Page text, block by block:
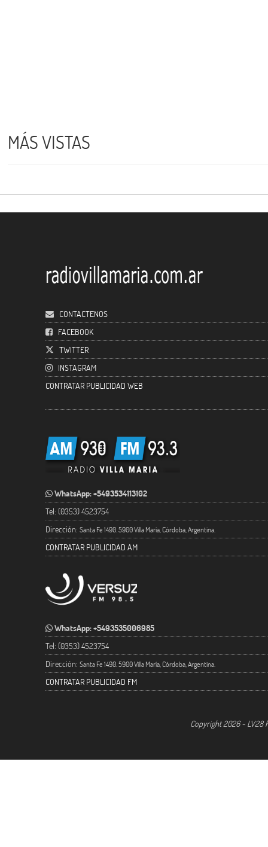
MÁS VISTAS
CONTACTENOS
FACEBOOK
TWITTER
INSTAGRAM
CONTRATAR PUBLICIDAD WEB
WhatsApp: +5493534113102
Tel: (0353) 4523754
Dirección: Santa Fe 1490. 5900 Villa María, Córdoba, Argentina.
CONTRATAR PUBLICIDAD AM
WhatsApp: +5493535006985
Tel: (0353) 4523754
Dirección: Santa Fe 1490. 5900 Villa María, Córdoba, Argentina.
CONTRATAR PUBLICIDAD FM
Copyright 2026 - LV28